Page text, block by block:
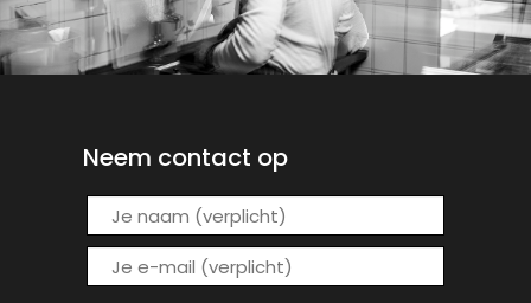
Neem contact op